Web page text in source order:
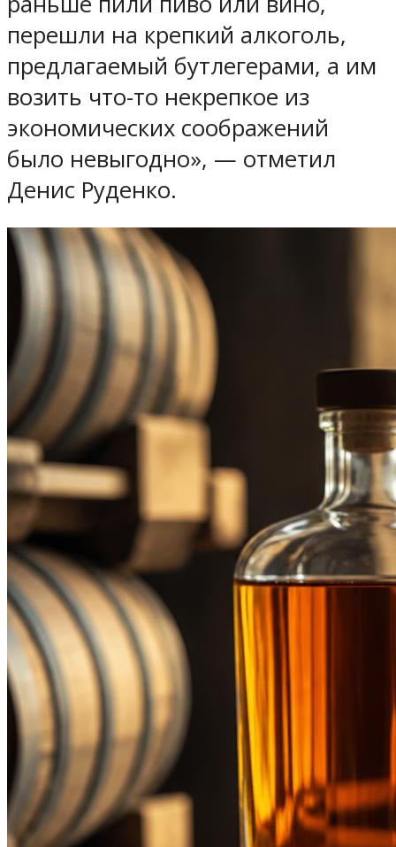
перешли на крепкий алкоголь,
предлагаемый бутлегерами, а им
возить что-то некрепкое из
экономических соображений
было невыгодно», — отметил
Денис Руденко.